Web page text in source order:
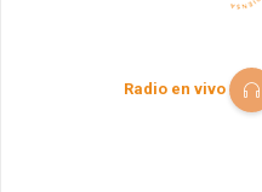
Radio en vivo